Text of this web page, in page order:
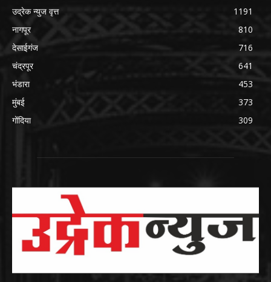
उद्रेक न्युज वृत्त
1191
नागपूर
810
देसाईगंज
716
चंद्रपूर
641
भंडारा
453
मुंबई
373
गोंदिया
309